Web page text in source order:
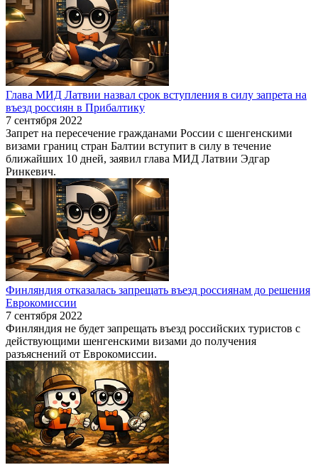
Глава МИД Латвии назвал срок вступления в силу запрета на
въезд россиян в Прибалтику
7 сентября 2022
Запрет на пересечение гражданами России с шенгенскими
визами границ стран Балтии вступит в силу в течение
ближайших 10 дней, заявил глава МИД Латвии Эдгар
Ринкевич.
Финляндия отказалась запрещать въезд россиянам до решения
Еврокомиссии
7 сентября 2022
Финляндия не будет запрещать въезд российских туристов с
действующими шенгенскими визами до получения
разъяснений от Еврокомиссии.